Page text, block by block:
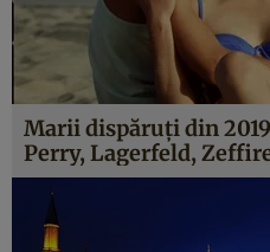
Marii dispăruţi din
Perry, Lagerfeld,